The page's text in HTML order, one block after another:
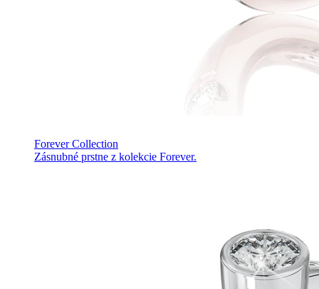
Forever Collection
Zásnubné prstne z kolekcie Forever.